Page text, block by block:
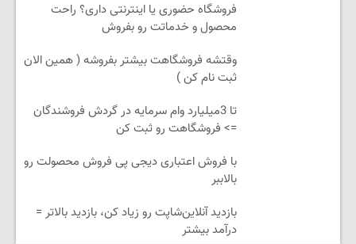
فروشگاه حضوری یا اینترنتی داری؟ راحت
محصول و خدماتت رو بفروش
وقتشه فروشگاهت بیشتر بفروشه ( همین الان
ثبت نام کن )
تا 3میلیارد وام سرمایه در گردش فروشندگان
=> فروشگاهت رو ثبت کن
با فروش اعتباری دیجی پی فروش محصولت رو
بالاببر
بازدید آنلاین‌شاپت رو زیاد کن، بازدید بالاتر =
درآمد بیشتر